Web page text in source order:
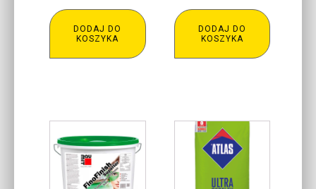
DODAJ DO
KOSZYKA
DODAJ DO
KOSZYKA